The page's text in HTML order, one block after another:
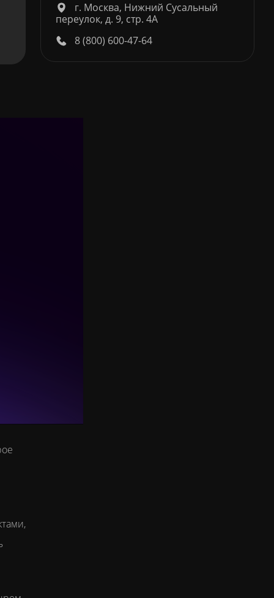
г. Москва, Нижний Сусальный
переулок, д. 9, стр. 4А
8 (800) 600-47-64